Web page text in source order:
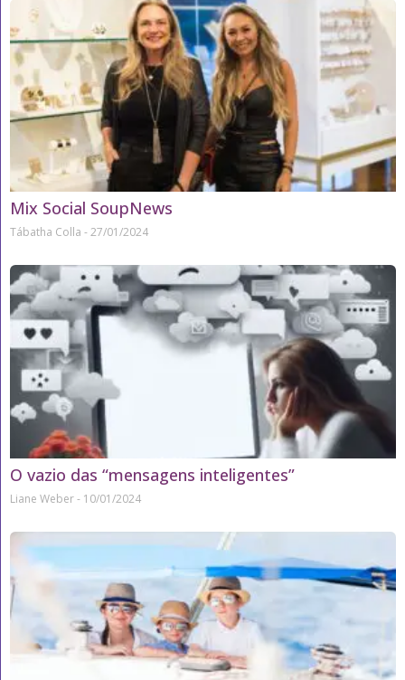
Mix Social SoupNews
Tábatha Colla 27/01/2024
O vazio das “mensagens inteligentes”
Liane Weber 10/01/2024